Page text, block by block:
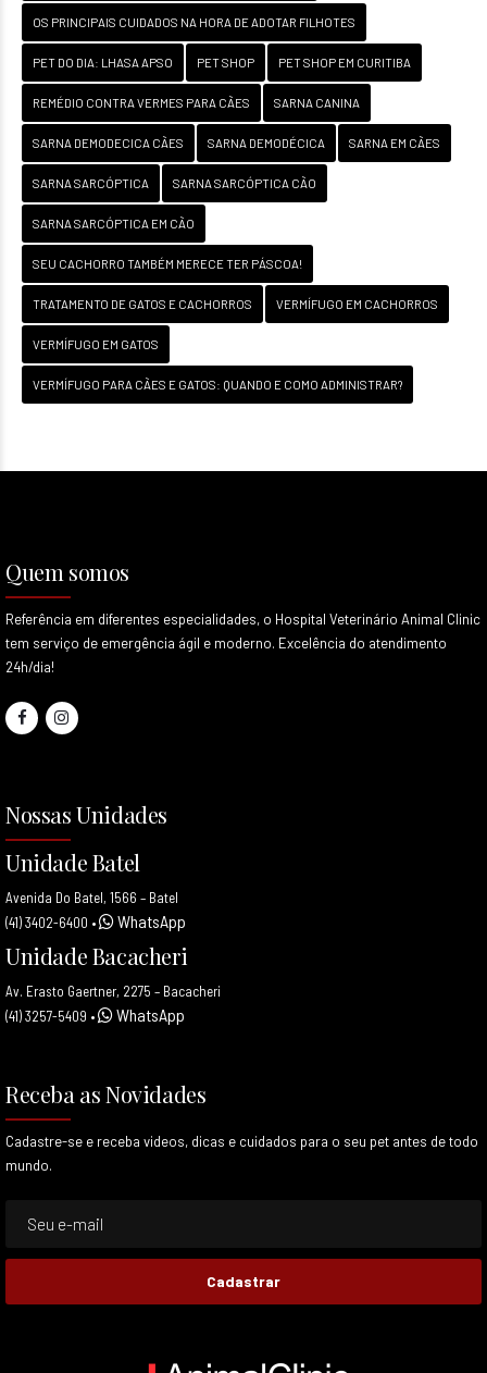
OS PRINCIPAIS CUIDADOS NA HORA DE ADOTAR FILHOTES
PET DO DIA: LHASA APSO PET SHOP PET SHOP EM CURITIBA
REMÉDIO CONTRA VERMES PARA CÃES SARNA CANINA
SARNA DEMODECICA CÃES SARNA DEMODÉCICA SARNA EM CÃES
SARNA SARCÓPTICA SARNA SARCÓPTICA CÃO
SARNA SARCÓPTICA EM CÃO
SEU CACHORRO TAMBÉM MERECE TER PÁSCOA!
TRATAMENTO DE GATOS E CACHORROS VERMÍFUGO EM CACHORROS
VERMÍFUGO EM GATOS
VERMÍFUGO PARA CÃES E GATOS: QUANDO E COMO ADMINISTRAR?
Quem somos
Referência em diferentes especialidades, o Hospital Veterinário Animal Clinic
tem serviço de emergência ágil e moderno. Excelência do atendimento
24h/dia!
Nossas Unidades
Unidade Batel
Avenida Do Batel, 1566 – Batel
(41) 3402-6400 • WhatsApp
Unidade Bacacheri
Av. Erasto Gaertner, 2275 – Bacacheri
(41) 3257-5409 • WhatsApp
Receba as Novidades
Cadastre-se e receba videos, dicas e cuidados para o seu pet antes de todo
mundo.